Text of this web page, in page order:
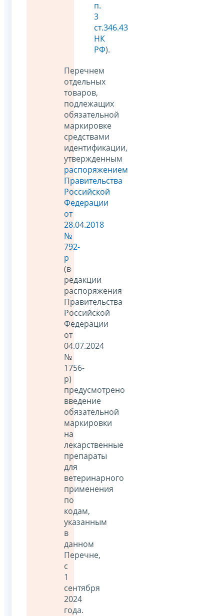
п.
3
ст.346.43
НК
РФ).
Перечнем
отдельных
товаров,
подлежащих
обязательной
маркировке
средствами
идентификации,
утвержденным
распоряжением
Правительства
Российской
Федерации
от
28.04.2018
№
792-
р
(в
редакции
распоряжения
Правительства
Российской
Федерации
от
04.07.2024
№
1756-
р)
предусмотрено
введение
обязательной
маркировки
на
лекарственные
препараты
для
ветеринарного
применения
по
кодам,
указанным
в
данном
Перечне,
с
1
сентября
2024
года.